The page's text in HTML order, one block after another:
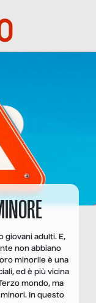
giovani adulti. E,
non abbiano
minorile è una
ed è più vicina
mondo, ma
In questo